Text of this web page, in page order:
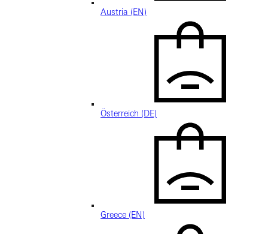
Austria (EN)
Österreich (DE)
Greece (EN)